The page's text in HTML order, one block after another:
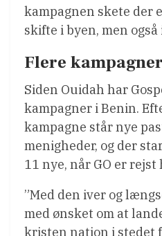
kampagnen skete der
skifte i byen, men
Flere kampagner
Siden Ouidah har
kampagner i Benin.
kampagne står nye
menigheder, og der
11 nye, når GO er rejst
”Med den iver og
med ønsket om at
kristen nation i stedet